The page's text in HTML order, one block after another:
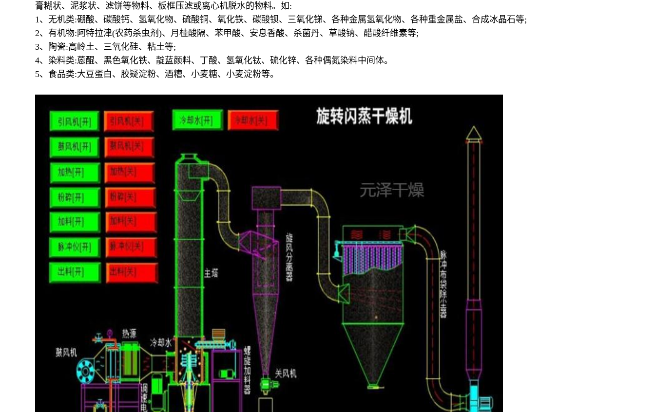
膏糊状、泥浆状、滤饼等物料、板框压滤或离心机脱水的物料。如:
1、无机类:硼酸、碳酸钙、氢氧化物、硫酸铜、氧化铁、碳酸钡、三氧化锑、各种金属氢氧化物、各种重金属盐、合成冰晶石等;
2、有机物:阿特拉津(农药杀虫剂)、月桂酸隔、苯甲酸、安息香酸、杀菌丹、草酸钠、醋酸纤维素等;
3、陶瓷:高岭土、三氧化硅、粘土等;
4、染料类:蒽醌、黑色氧化铁、靛蓝颜料、丁酸、氢氧化钛、硫化锌、各种偶氮染料中间体。
5、食品类:大豆蛋白、胶疑淀粉、酒糟、小麦糖、小麦淀粉等。